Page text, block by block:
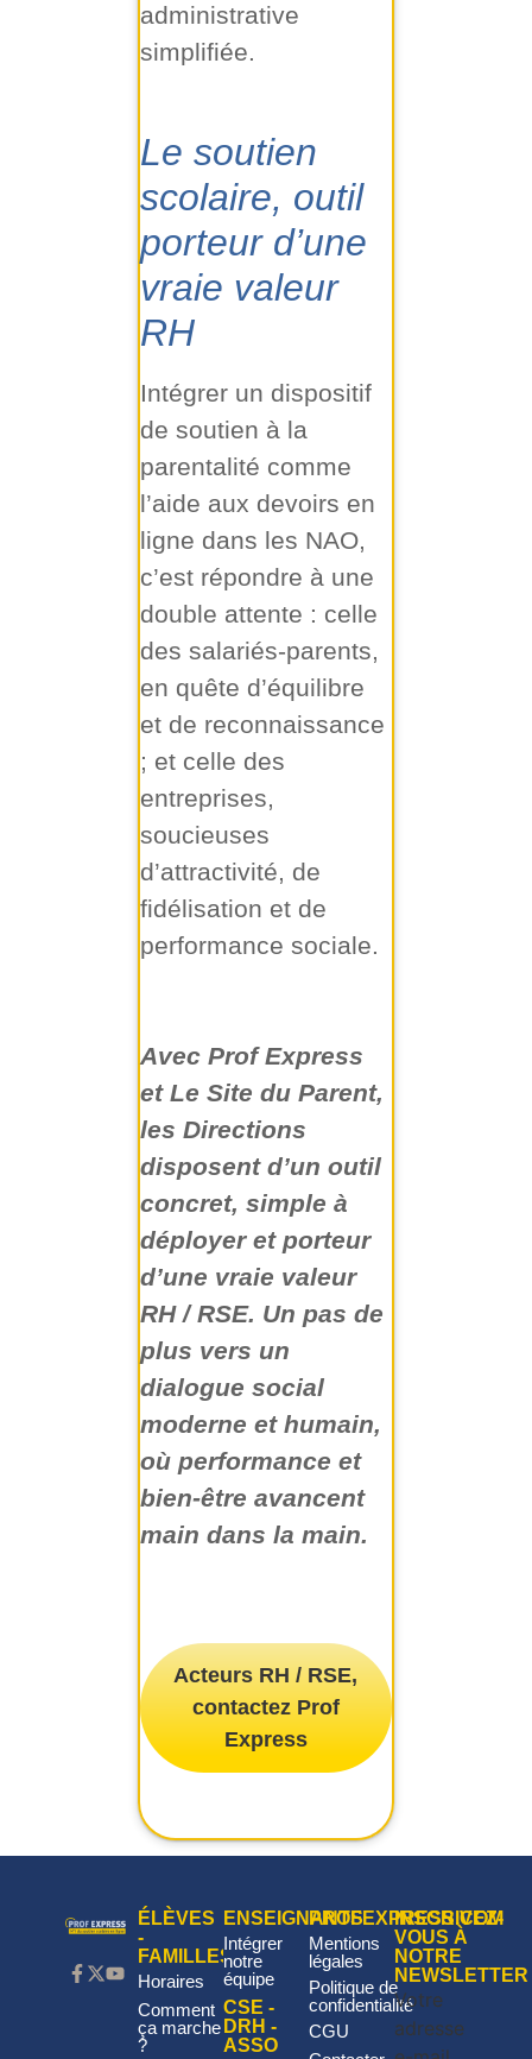
administrative
simplifiée.
Le soutien
scolaire, outil
porteur d’une
vraie valeur
RH
Intégrer un dispositif
de soutien à la
parentalité comme
l’aide aux devoirs en
ligne dans les NAO,
c’est répondre à une
double attente : celle
des salariés-parents,
en quête d’équilibre
et de reconnaissance
; et celle des
entreprises,
soucieuses
d’attractivité, de
fidélisation et de
performance sociale.
Avec Prof Express
et Le Site du Parent,
les Directions
disposent d’un outil
concret, simple à
déployer et porteur
d’une vraie valeur
RH / RSE. Un pas de
plus vers un
dialogue social
moderne et humain,
où performance et
bien-être avancent
main dans la main.
Acteurs RH / RSE,
contactez Prof
Express
ÉLÈVES
-
FAMILLES
Horaires
Comment
ça marche
?
ENSEIGNANTS
Intégrer
notre
équipe
CSE -
DRH -
ASSO
PROFEXPRESS.COM
Mentions
légales
Politique de
confidentialité
CGU
INSCRIVEZ-
VOUS À
NOTRE
NEWSLETTER
Votre
adresse